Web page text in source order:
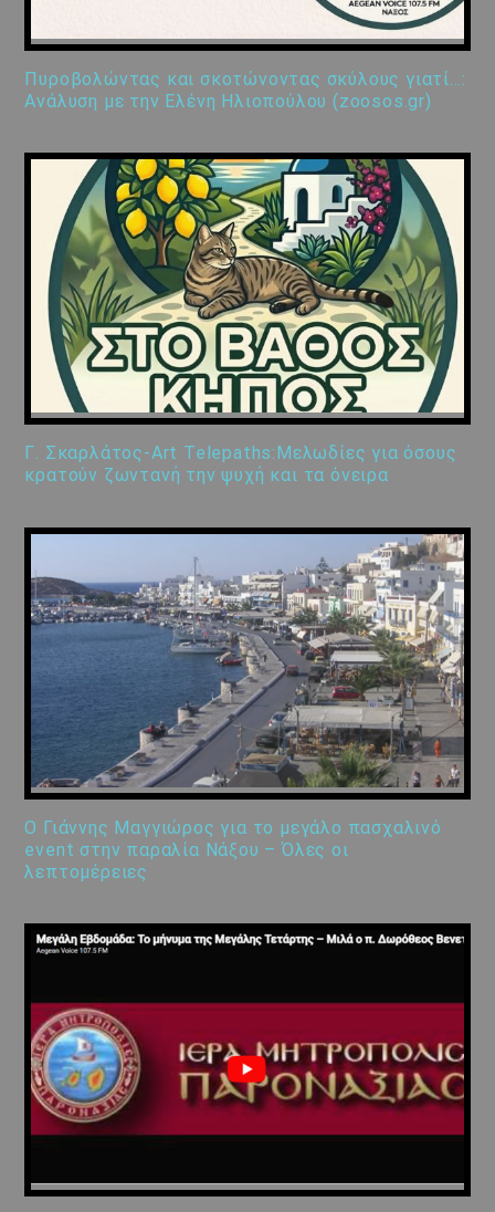
Πυροβολώντας και σκοτώνοντας σκύλους γιατί…:
Ανάλυση με την Ελένη Ηλιοπούλου (zoosos.gr)
Γ. Σκαρλάτος-Art Telepaths:Μελωδίες για όσους
κρατούν ζωντανή την ψυχή και τα όνειρα
Ο Γιάννης Μαγγιώρος για το μεγάλο πασχαλινό
event στην παραλία Νάξου – Όλες οι
λεπτομέρειες